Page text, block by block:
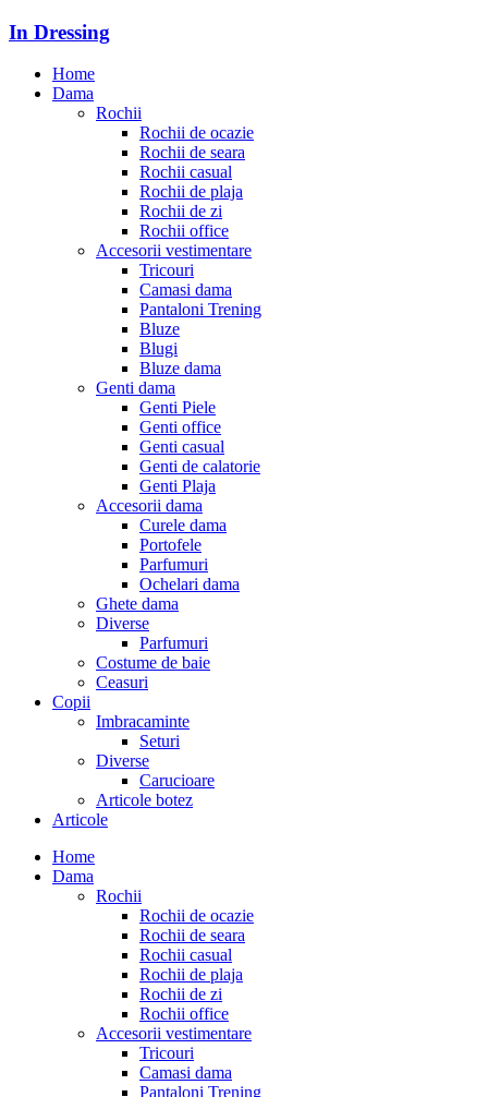
In Dressing
Home
Dama
Rochii
Rochii de ocazie
Rochii de seara
Rochii casual
Rochii de plaja
Rochii de zi
Rochii office
Accesorii vestimentare
Tricouri
Camasi dama
Pantaloni Trening
Bluze
Blugi
Bluze dama
Genti dama
Genti Piele
Genti office
Genti casual
Genti de calatorie
Genti Plaja
Accesorii dama
Curele dama
Portofele
Parfumuri
Ochelari dama
Ghete dama
Diverse
Parfumuri
Costume de baie
Ceasuri
Copii
Imbracaminte
Seturi
Diverse
Carucioare
Articole botez
Articole
Home
Dama
Rochii
Rochii de ocazie
Rochii de seara
Rochii casual
Rochii de plaja
Rochii de zi
Rochii office
Accesorii vestimentare
Tricouri
Camasi dama
Pantaloni Trening